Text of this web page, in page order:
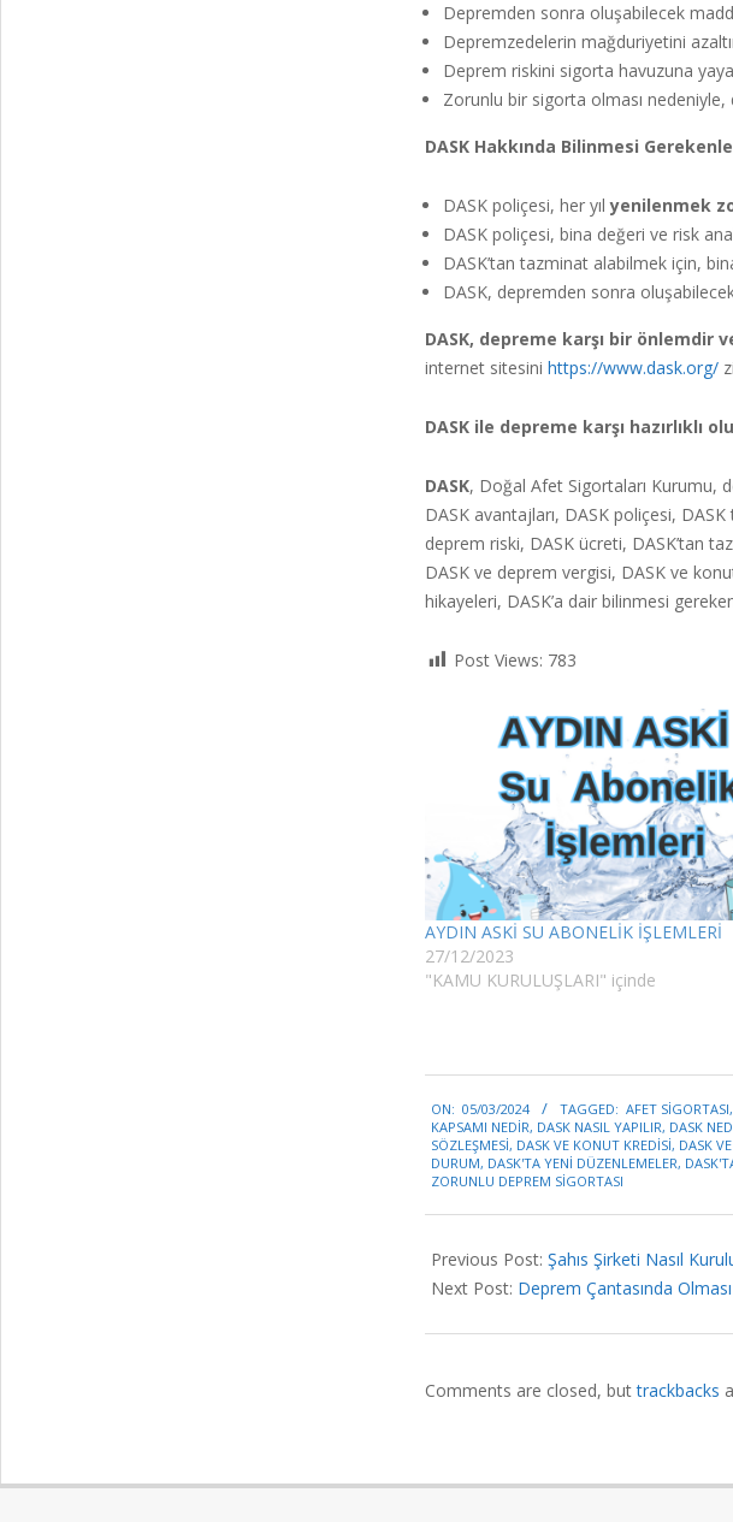
Depremden sonra oluşabilecek
Depremzedelerin mağduriyetini
Deprem riskini sigorta havuzuna
Zorunlu bir sigorta olması
DASK Hakkında Bilinmesi
DASK poliçesi, her yılyenilenmek
DASK poliçesi, bina değeri ve risk
DASK’tan tazminat alabilmek için,
DASK, depremden sonra
DASK, depreme karşı bir önlemdir
internet sitesini https://www.dask.org/
DASK ile depreme karşı hazırlıklı
DASK, Doğal Afet Sigortaları Kurumu,
DASK avantajları, DASK poliçesi,
deprem riski, DASK ücreti, DASK’tan
DASK ve deprem vergisi, DASK ve
hikayeleri, DASK’a dair bilinmesi
Post Views: 783
AYDIN ASKİ SU ABONELİK İŞLEMLERİ
27/12/2023
"KAMU KURULUŞLARI" içinde
03-
05
ON: 05/03/2024 TAGGED: AFET SIGORTASI,
KAPSAMI NEDIR, DASK NASIL YAPILIR, DASK
SÖZLEŞMESI, DASK VE KONUT KREDISI, DASK
DURUM, DASK'TA YENI DÜZENLEMELER,
ZORUNLU DEPREM SIGORTASI
Previous Post: Şahıs Şirketi Nasıl
Next Post: Deprem Çantasında
Comments are closed, buttrackbacks